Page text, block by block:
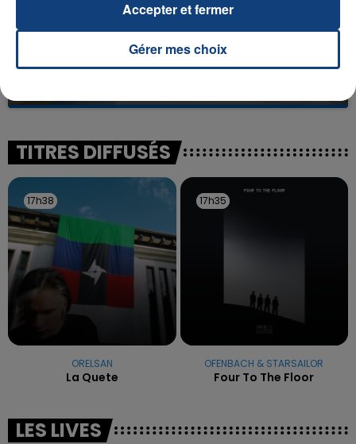
UNE ADOLESCENTE DEVANT SE FAIRE
La famille a porté plainte contre la clinique qui a
excuses.
TITRES DIFFUSÉS
17h38
17h38
ORELSAN
La Quete
17h35
17h35
OFENBACH & STARSAILOR
Four To The Floor
LES LIVES
Gérer mes choix
Accepter et fermer